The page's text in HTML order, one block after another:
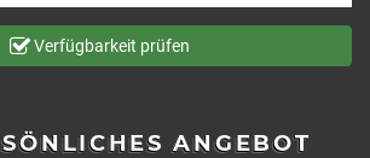
Verfügbarkeit prüfen
ANGEBOT